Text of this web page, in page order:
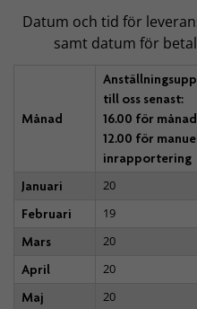
Datum och tid för
samt datum för
Månad
till oss senast:
16.00 för
12.00 för
inrapportering
Januari 20
Februari
19
Mars
20
April
20
Maj
20